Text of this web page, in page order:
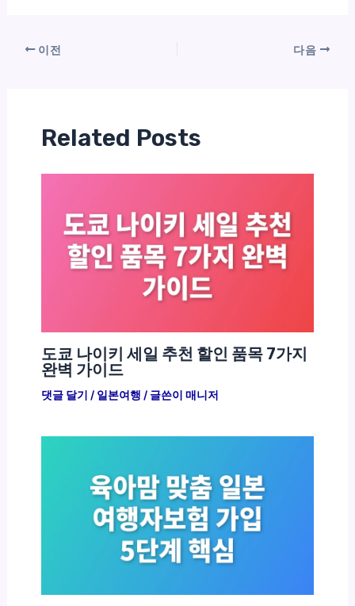
이전 다음
Related Posts
도쿄 나이키 세일 추천 할인 품목 7가지
완벽 가이드
댓글 달기 / 일본여행 / 글쓴이 매니저